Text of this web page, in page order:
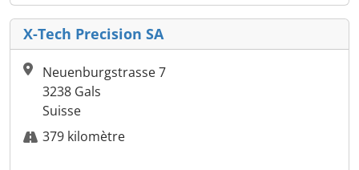
X-Tech Precision SA
Neuenburgstrasse 7
3238 Gals
Suisse
379 kilomètre